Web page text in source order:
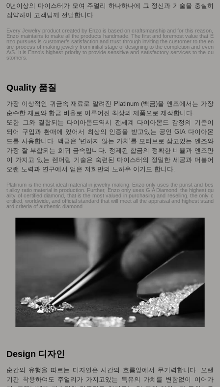
0년이상의 마이스터가 모여 주얼리 하나하나에 그 정신과 기술을 충실히
집약하여 고객님께 전달합니다.
Every Jewelry product created by Enzo is based on craftsmanship and for this reason,
Enzo maintains to make all the products handmade. The first and foremost value that E
nzo pursues is customer’s satisfaction and trust through inviting the customer to the en
tire process of making jewelry from initial stage of designing to the completion and even
A/S. It is Enzo’s highest priority to provide sensitive and satisfactory services to the cu
stomers.
Quality 품질
가장 이상적인 귀금속 재료로 알려진 Platinum (백금)을 엔조에서는 가장
순수한 재료와 합금 비율로 이루어진 최상의 제품으로 제작합니다.
또한 그와 결합되는 다이아몬드역시 전세계 다이아몬드 감정의 기준이
되어 구입과 환매에 있어서 최상의 인증을 받고있는 공인 GIA 다이아몬
드를 사용합니다. 백금은 ‘변하지 않는 가치’를 모티브로 삼고있는 엔조와
가장 잘 부합되는 희귀 금속입니다. 정제된 합금의 정확한 비율과 엔조만
이 가지고 있는 렌더링 기술은 숙련된 마이스터의 정밀한 세공과 더불어
오랜 노력과 연구에서 얻은 저희만의 노하우 이기도 합니다.
Platinum is the most ideal material in jewelry making. Enzo only uses the purist and bes
t alloy ratio material in production. Further, Enzo only uses GIA Diamond, the highest qu
ality of certified diamond, that is the most valued in purchasing and reselling, the only c
ertified, worldwide, and official standard that will meet all the appraisal and highest stand
ard criteria of authentic diamond.
Design 디자인
순간의 유행을 따르는 디자인은 시간의 흐름앞에서 무기력합니다. 오랜
기간 착용하여도 주얼리가 가지고있는 특유의 가치를 변함없이 이어가